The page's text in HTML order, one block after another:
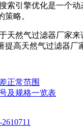
索引擎优化是一个
略。
天然气过滤器厂家
提高天然气过滤器厂
正常范围
及规格一览表